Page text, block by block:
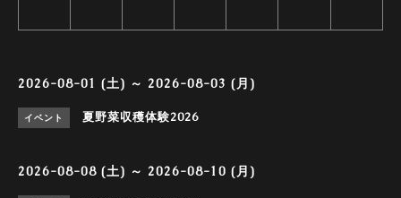
2026-08-01 (土) ～ 2026-08-03 (月)
イベント 夏野菜収穫体験2026
2026-08-08 (土) ～ 2026-08-10 (月)